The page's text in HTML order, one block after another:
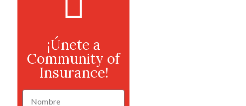
¡Únete a
Community of
Insurance!